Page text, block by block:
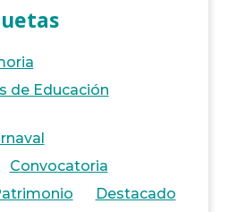
de Educación
Convocatoria
Destacado